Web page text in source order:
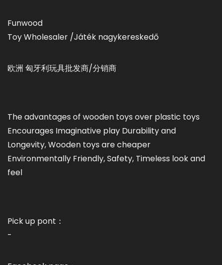
Funwood
Toy Wholesaler /Játék nagykereskedő
欧洲 匈牙利玩具批发商/分销商
The advantages of wooden toys over plastic toys
Encourages Imaginative play Durability and
Longevity, Wooden toys are cheaper
Environmentally Friendly, Safety, Timeless look and
feel
Pick up pont：
-